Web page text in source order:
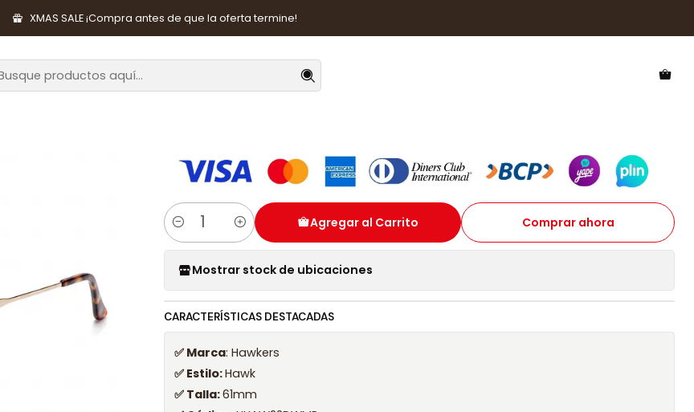
XMAS SALE ¡Compra antes de que la oferta termine!
Lentes y Accesorios Lentes de Sol Lentes de Sol Polarizado Hawkers Hawk HHAW22DWMP - Talla 61mm
Lentes de Sol Polarizado Hawkers Hawk
Cantidad
Agregar al Carrito Comprar ahora
Mostrar stock de ubicaciones
CARACTERÍSTICAS DESTACADAS
✅ Marca: Hawkers
✅ Estilo:Hawk
✅ Talla:61mm